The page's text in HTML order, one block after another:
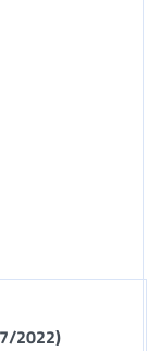
2022)